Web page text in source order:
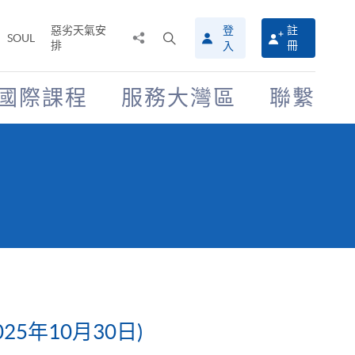
SOUL
惡劣天氣安
排
搜
尋
介
面
登
入
註
冊
際課程 服務大灣區 聯繫
年10月30日)